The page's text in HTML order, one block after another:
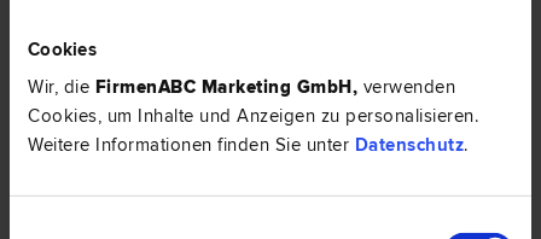
Cookies
Wir, die FirmenABC Marketing GmbH, verwenden
Cookies, um Inhalte und Anzeigen zu personalisieren.
Weitere Informationen finden Sie unter Datenschutz.